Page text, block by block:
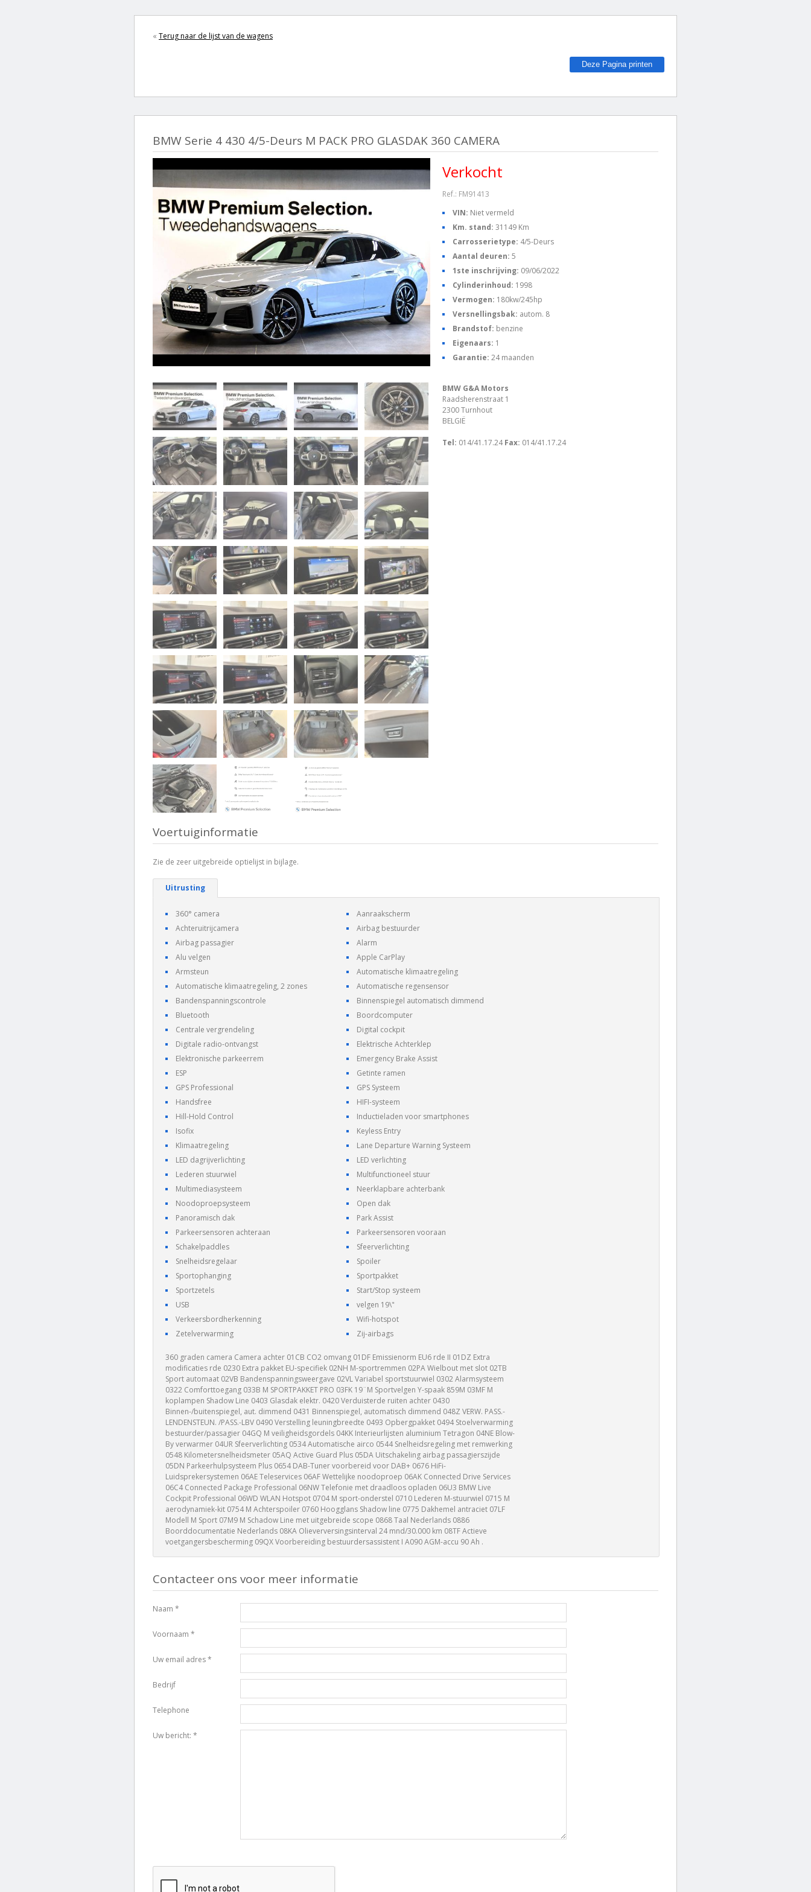
« Terug naar de lijst van de wagens
Deze Pagina printen
BMW Serie 4 430 4/5-Deurs M PACK PRO GLASDAK 360 CAMERA
Verkocht
Ref.: FM91413
VIN: Niet vermeld
Km. stand: 31149 Km
Carrosserietype: 4/5-Deurs
Aantal deuren: 5
1ste inschrijving: 09/06/2022
Cylinderinhoud: 1998
Vermogen: 180kw/245hp
Versnellingsbak: autom. 8
Brandstof: benzine
Eigenaars: 1
Garantie: 24 maanden
BMW G&A Motors
Raadsherenstraat 1
2300 Turnhout
BELGIË
Tel: 014/41.17.24Fax: 014/41.17.24
Voertuiginformatie
Zie de zeer uitgebreide optielijst in bijlage.
Uitrusting
360° camera
Achteruitrijcamera
Airbag passagier
Alu velgen
Armsteun
Automatische klimaatregeling, 2 zones
Bandenspanningscontrole
Bluetooth
Centrale vergrendeling
Digitale radio-ontvangst
Elektronische parkeerrem
ESP
GPS Professional
Handsfree
Hill-Hold Control
Isofix
Klimaatregeling
LED dagrijverlichting
Lederen stuurwiel
Multimediasysteem
Noodoproepsysteem
Panoramisch dak
Parkeersensoren achteraan
Schakelpaddles
Snelheidsregelaar
Sportophanging
Sportzetels
USB
Verkeersbordherkenning
Zetelverwarming
Aanraakscherm
Airbag bestuurder
Alarm
Apple CarPlay
Automatische klimaatregeling
Automatische regensensor
Binnenspiegel automatisch dimmend
Boordcomputer
Digital cockpit
Elektrische Achterklep
Emergency Brake Assist
Getinte ramen
GPS Systeem
HIFI-systeem
Inductieladen voor smartphones
Keyless Entry
Lane Departure Warning Systeem
LED verlichting
Multifunctioneel stuur
Neerklapbare achterbank
Open dak
Park Assist
Parkeersensoren vooraan
Sfeerverlichting
Spoiler
Sportpakket
Start/Stop systeem
velgen 19\"
Wifi-hotspot
Zij-airbags
360 graden camera Camera achter 01CB CO2 omvang 01DF Emissienorm EU6 rde II 01DZ Extra
modificaties rde 0230 Extra pakket EU-specifiek 02NH M-sportremmen 02PA Wielbout met slot 02TB
Sport automaat 02VB Bandenspanningsweergave 02VL Variabel sportstuurwiel 0302 Alarmsysteem
0322 Comforttoegang 033B M SPORTPAKKET PRO 03FK 19¨M Sportvelgen Y-spaak 859M 03MF M
koplampen Shadow Line 0403 Glasdak elektr. 0420 Verduisterde ruiten achter 0430
Binnen-/buitenspiegel, aut. dimmend 0431 Binnenspiegel, automatisch dimmend 048Z VERW. PASS.-
LENDENSTEUN. /PASS.-LBV 0490 Verstelling leuningbreedte 0493 Opbergpakket 0494 Stoelverwarming
bestuurder/passagier 04GQ M veiligheidsgordels 04KK Interieurlijsten aluminium Tetragon 04NE Blow-
By verwarmer 04UR Sfeerverlichting 0534 Automatische airco 0544 Snelheidsregeling met remwerking
0548 Kilometersnelheidsmeter 05AQ Active Guard Plus 05DA Uitschakeling airbag passagierszijde
05DN Parkeerhulpsysteem Plus 0654 DAB-Tuner voorbereid voor DAB+ 0676 HiFi-
Luidsprekersystemen 06AE Teleservices 06AF Wettelijke noodoproep 06AK Connected Drive Services
06C4 Connected Package Professional 06NW Telefonie met draadloos opladen 06U3 BMW Live
Cockpit Professional 06WD WLAN Hotspot 0704 M sport-onderstel 0710 Lederen M-stuurwiel 0715 M
aerodynamiek-kit 0754 M Achterspoiler 0760 Hoogglans Shadow line 0775 Dakhemel antraciet 07LF
Modell M Sport 07M9 M Schadow Line met uitgebreide scope 0868 Taal Nederlands 0886
Boorddocumentatie Nederlands 08KA Olieverversingsinterval 24 mnd/30.000 km 08TF Actieve
voetgangersbescherming 09QX Voorbereiding bestuurdersassistent I A090 AGM-accu 90 Ah .
Contacteer ons voor meer informatie
Naam *
Voornaam *
Uw email adres *
Bedrijf
Telephone
Uw bericht: *